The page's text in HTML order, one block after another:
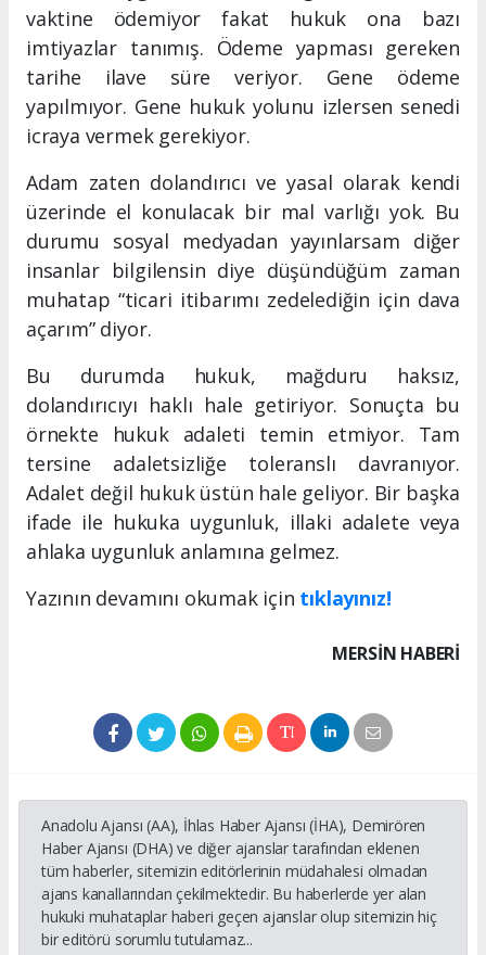
vaktine ödemiyor fakat hukuk ona bazı
imtiyazlar tanımış. Ödeme yapması gereken
tarihe ilave süre veriyor. Gene ödeme
yapılmıyor. Gene hukuk yolunu izlersen senedi
icraya vermek gerekiyor.
Adam zaten dolandırıcı ve yasal olarak kendi
üzerinde el konulacak bir mal varlığı yok. Bu
durumu sosyal medyadan yayınlarsam diğer
insanlar bilgilensin diye düşündüğüm zaman
muhatap “ticari itibarımı zedelediğin için dava
açarım” diyor.
Bu durumda hukuk, mağduru haksız,
dolandırıcıyı haklı hale getiriyor. Sonuçta bu
örnekte hukuk adaleti temin etmiyor. Tam
tersine adaletsizliğe toleranslı davranıyor.
Adalet değil hukuk üstün hale geliyor. Bir başka
ifade ile hukuka uygunluk, illaki adalete veya
ahlaka uygunluk anlamına gelmez.
Yazının devamını okumak için tıklayınız!
MERSIN HABERİ
Anadolu Ajansı (AA), İhlas Haber Ajansı (İHA), Demirören
Haber Ajansı (DHA) ve diğer ajanslar tarafından eklenen
tüm haberler, sitemizin editörlerinin müdahalesi olmadan
ajans kanallarından çekilmektedir. Bu haberlerde yer alan
hukuki muhataplar haberi geçen ajanslar olup sitemizin hiç
bir editörü sorumlu tutulamaz...